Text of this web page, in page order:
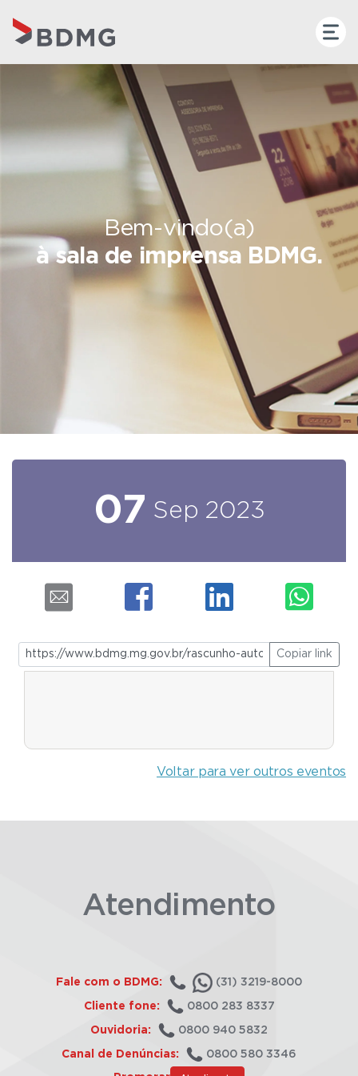
Bem-vindo(a)
à sala de imprensa BDMG.
07 Sep 2023
Copiar link
Voltar para ver outros eventos
Atendimento
Fale com o BDMG: (31) 3219-8000
Cliente fone: 0800 283 8337
Ouvidoria: 0800 940 5832
Canal de Denúncias: 0800 580 3346